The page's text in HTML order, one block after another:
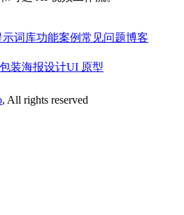
示词库功能案例常见问题博客
装海报设计UI 原型
, All rights reserved